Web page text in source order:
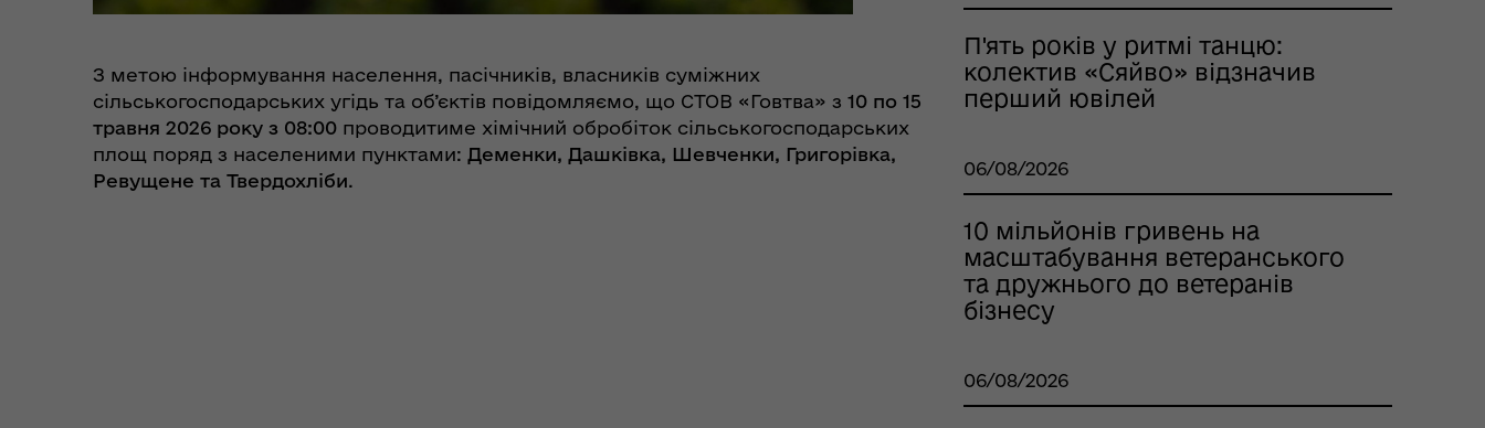
З метою інформування населення, пасічників, власників суміжних
сільськогосподарських угідь та об’єктів повідомляємо, що СТОВ «Говтва» з 10 по 15
травня 2026 року з 08:00 проводитиме хімічний обробіток сільськогосподарських
площ поряд з населеними пунктами: Деменки, Дашківка, Шевченки, Григорівка,
Ревущене та Твердохліби.
П'ять років у ритмі танцю:
колектив «Сяйво» відзначив
перший ювілей
06/08/2026
10 мільйонів гривень на
масштабування ветеранського
та дружнього до ветеранів
бізнесу
06/08/2026